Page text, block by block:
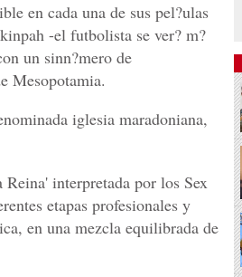
en cada una de sus pel?ulas
-el futbolista se ver? m?
un sinn?mero de
Mesopotamia.
iglesia maradoniana,
interpretada por los Sex
etapas profesionales y
en una mezcla equilibrada de